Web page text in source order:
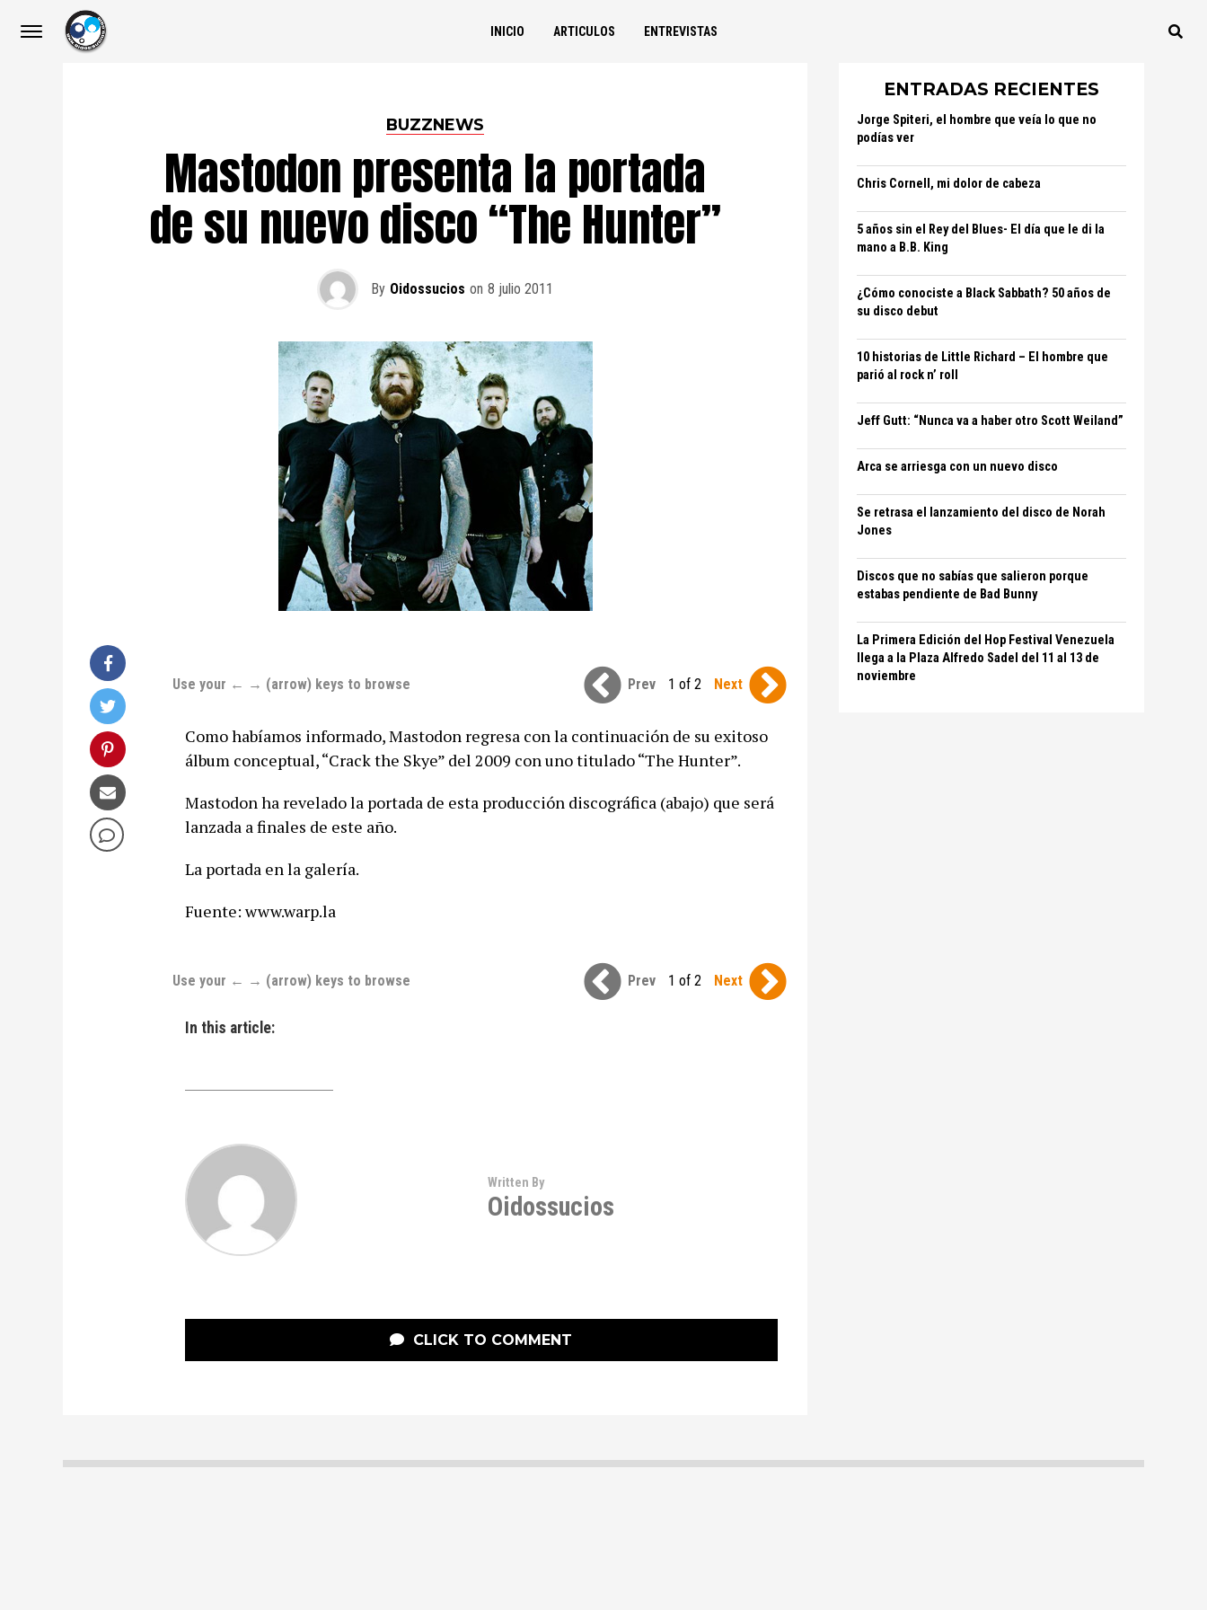
INICIO ARTICULOS ENTREVISTAS
BUZZNEWS
Mastodon presenta la portada
de su nuevo disco “The Hunter”
By Oidossucios on 8 julio 2011
Prev 1 of 2 Next
Use your ← → (arrow) keys to browse
Como habíamos informado, Mastodon regresa con la continuación de su exitoso
álbum conceptual, “Crack the Skye” del 2009 con uno titulado “The Hunter”.
Mastodon ha revelado la portada de esta producción discográfica (abajo) que será
lanzada a finales de este año.
La portada en la galería.
Fuente: www.warp.la
Prev 1 of 2 Next
Use your ← → (arrow) keys to browse
In this article:
Written By
Oidossucios
CLICK TO COMMENT
ENTRADAS RECIENTES
Jorge Spiteri, el hombre que veía lo que no
podías ver
Chris Cornell, mi dolor de cabeza
5 años sin el Rey del Blues- El día que le di la
mano a B.B. King
¿Cómo conociste a Black Sabbath? 50 años de
su disco debut
10 historias de Little Richard – El hombre que
parió al rock n’ roll
Jeff Gutt: “Nunca va a haber otro Scott Weiland”
Arca se arriesga con un nuevo disco
Se retrasa el lanzamiento del disco de Norah
Jones
Discos que no sabías que salieron porque
estabas pendiente de Bad Bunny
La Primera Edición del Hop Festival Venezuela
llega a la Plaza Alfredo Sadel del 11 al 13 de
noviembre